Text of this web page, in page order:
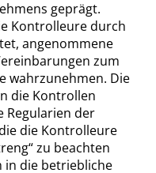
geprägt.
Kontrolleure durch
angenommene
zum
wahrzunehmen. Die
die Kontrollen
Regularien der
die Kontrolleure
zu beachten
in die betriebliche